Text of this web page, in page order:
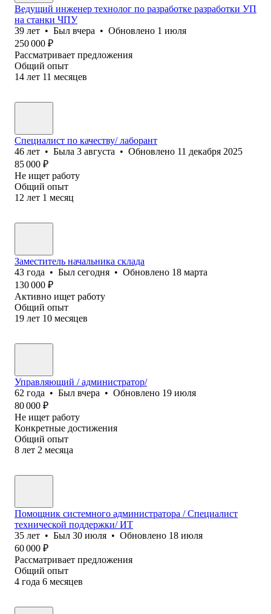
Ведущий инженер технолог по разработке разработки УП
на станки ЧПУ
39 лет • Был вчера • Обновлено 1 июля
250 000 ₽
Рассматривает предложения
Общий опыт
14 лет 11 месяцев
Специалист по качеству/ лаборант
46 лет • Была 3 августа • Обновлено 11 декабря 2025
85 000 ₽
Не ищет работу
Общий опыт
12 лет 1 месяц
Заместитель начальника склада
43 года • Был сегодня • Обновлено 18 марта
130 000 ₽
Активно ищет работу
Общий опыт
19 лет 10 месяцев
Управляющий / администратор/
62 года • Был вчера • Обновлено 19 июля
80 000 ₽
Не ищет работу
Конкретные достижения
Общий опыт
8 лет 2 месяца
Помощник системного администратора / Специалист
технической поддержки/ ИТ
35 лет • Был 30 июля • Обновлено 18 июля
60 000 ₽
Рассматривает предложения
Общий опыт
4 года 6 месяцев